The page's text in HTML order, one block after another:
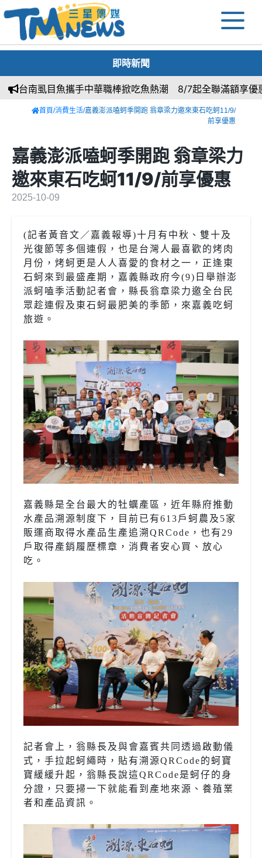
即時新聞
虱目魚攜手中華職棒掀吃魚熱潮 8/7起全聯滿額享優惠再抽
首頁/消費生活/嘉義澎派嗑蚵季開跑 翁章梁力邀來東石吃蚵11/9/
前享優惠
嘉義澎派嗑蚵季開跑 翁章梁力
邀來東石吃蚵11/9/前享優惠
2025-10-09
(記者黃音文／嘉義報導)十月有中秋、雙十及
光復節等多個連假，也是台灣人最喜歡的烤肉
月份，烤蚵更是人人喜愛的食材之一，正逢東
石蚵來到最盛產期，嘉義縣政府今(9)日舉辦澎
派蚵嗑季活動記者會，縣長翁章梁力邀全台民
眾趁連假及東石蚵最肥美的季節，來嘉義吃蚵
旅遊。
嘉義縣是全台最大的牡蠣產區，近年縣府推動
水產品溯源制度下，目前已有613戶蚵農及5家
販運商取得水產品生產追溯QRCode，也有29
戶取得產銷履歷標章，消費者安心買、放心
吃。
記者會上，翁縣長及與會嘉賓共同透過啟動儀
式，手拉起蚵繩時，貼有溯源QRCode的蚵寶
寶緩緩升起，翁縣長說這QRCode是蚵仔的身
分證，只要掃一下就能看到產地來源、養殖業
者和產品資訊。